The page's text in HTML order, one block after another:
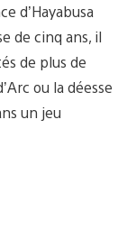
d’Hayabusa
de cinq ans, il
de plus de
ou la déesse
un jeu